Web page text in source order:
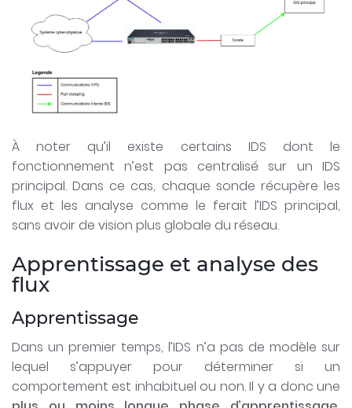
À noter qu’il existe certains IDS dont le
fonctionnement n’est pas centralisé sur un IDS
principal. Dans ce cas, chaque sonde récupère les
flux et les analyse comme le ferait l’IDS principal,
sans avoir de vision plus globale du réseau.
Apprentissage et analyse des
flux
Apprentissage
Dans un premier temps, l’IDS n’a pas de modèle sur
lequel s’appuyer pour déterminer si un
comportement est inhabituel ou non. Il y a donc une